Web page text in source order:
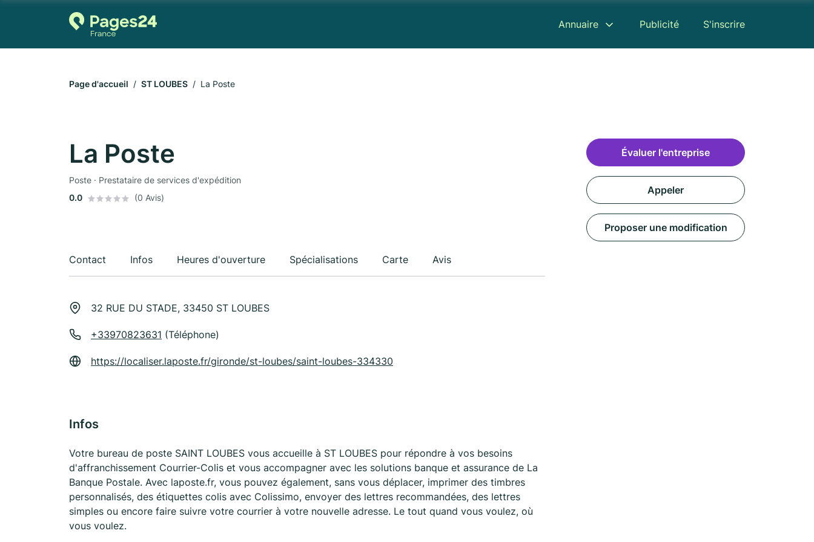
Annuaire Publicité S'inscrire
Page d'accueil ST LOUBES La Poste
La Poste
Poste · Prestataire de services d'expédition
0.0
(0 Avis)
Contact Infos Heures d'ouverture Spécialisations Carte Avis
32 RUE DU STADE, 33450 ST LOUBES
+33970823631 (Téléphone)
https://localiser.laposte.fr/gironde/st-loubes/saint-loubes-334330
Infos
Votre bureau de poste SAINT LOUBES vous accueille à ST LOUBES pour répondre à vos besoins
d'affranchissement Courrier-Colis et vous accompagner avec les solutions banque et assurance de La
Banque Postale. Avec laposte.fr, vous pouvez également, sans vous déplacer, imprimer des timbres
personnalisés, des étiquettes colis avec Colissimo, envoyer des lettres recommandées, des lettres
simples ou encore faire suivre votre courrier à votre nouvelle adresse. Le tout quand vous voulez, où
vous voulez.
Évaluer l'entreprise
Appeler
Proposer une modification